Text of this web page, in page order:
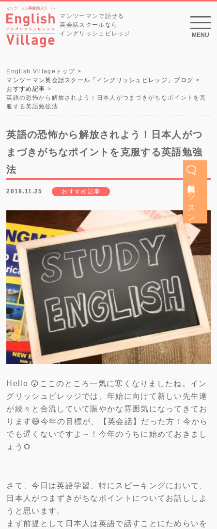
無料体験レッスン
マンツーマンで話せる
英会話スクールなら
イングリッシュビレッジ
MENU
English Villageトップ
マンツーマン英会話スクール「イングリッシュビレッジ」ブログ
おすすめ記事
英語の恐怖から解放されよう！日本人がつまづきがちなポイントを克
服する英語勉強法
英語の恐怖から解放されよう！日本人がつ
まづきがちなポイントを克服する英語勉強
法
2018.11.25 おすすめ記事
Hello 😲ここのところ一気に寒くなりましたね。イン
グリッシュビレッジでは、年始に向けて新しい先生達
が続々と合流していて賑やかな雰囲気になってきてお
ります😄今年の目標が、【英会話】だった方！今から
でも遅くないですよ～！今年のうちに始めておきまし
ょう🌻
さて、今日は英語学習、特にスピーキングにおいて、
日本人がつまずきがちなポイントについてお話ししよ
うと思います。
まず前提として日本人は英語で話すことにためらいを